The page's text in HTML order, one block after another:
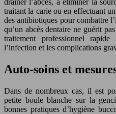
traitant la carie ou en effectuant
des antibiotiques pour combattre
qu’un abcès dentaire ne guérit
traitement professionnel
l’infection et les complications
Auto-soins et
Dans de nombreux cas, il est
petite boule blanche sur la
bonnes pratiques d’hygiène